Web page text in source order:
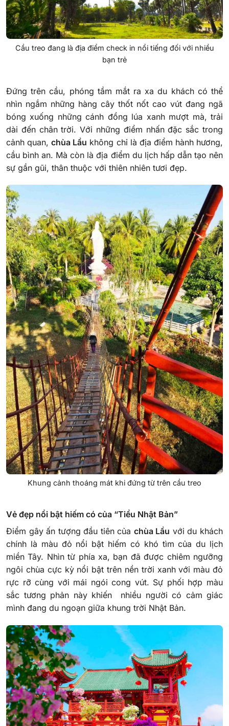
Cầu treo đang là địa điểm check in nổi tiếng đối với nhiều
bạn trẻ
Đứng trên cầu, phóng tầm mắt ra xa du khách có thể
nhìn ngắm những hàng cây thốt nốt cao vút đang ngã
bóng xuống những cánh đồng lúa xanh mượt mà, trải
dài đến chân trời. Với những điểm nhấn đặc sắc trong
cảnh quan,chùa Lầu không chỉ là địa điểm hành hương,
cầu bình an. Mà còn là địa điểm du lịch hấp dẫn tạo nên
sự gần gũi, thân thuộc với thiên nhiên tươi đẹp.
Khung cảnh thoáng mát khi đứng từ trên cầu treo
Vẻ đẹp nổi bật hiếm có của “Tiểu Nhật Bản”
Điểm gây ấn tượng đầu tiên của chùa Lầu với du khách
chính là màu đỏ nổi bật hiếm có khó tìm của du lịch
miền Tây. Nhìn từ phía xa, bạn đã được chiêm ngưỡng
ngôi chùa cực kỳ nổi bật trên nền trời xanh với màu đỏ
rực rỡ cùng với mái ngói cong vút. Sự phối hợp màu
sắc tương phản này khiến nhiều người có cảm giác
mình đang du ngoạn giữa khung trời Nhật Bản.